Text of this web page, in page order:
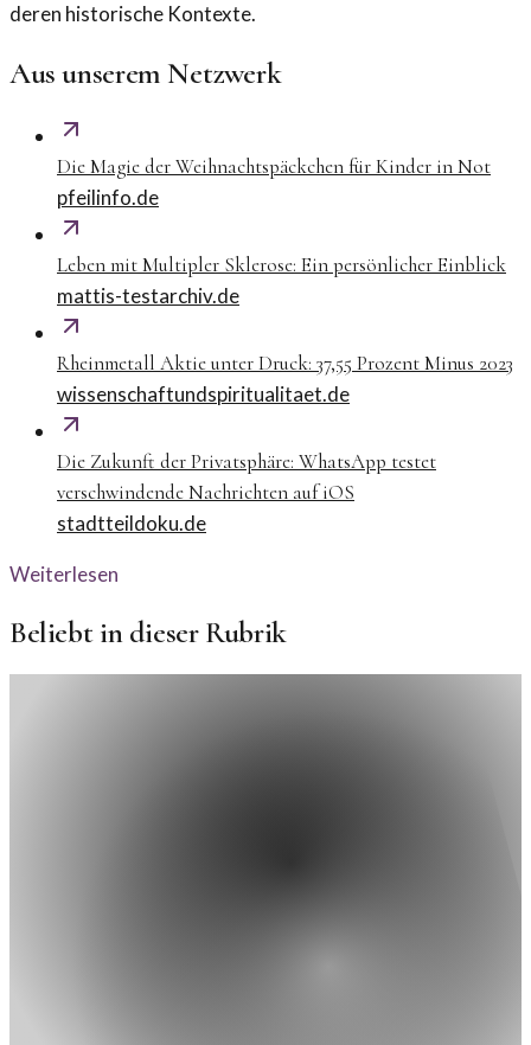
deren historische Kontexte.
Aus unserem Netzwerk
Die Magie der Weihnachtspäckchen für Kinder in Not
pfeilinfo.de
Leben mit Multipler Sklerose: Ein persönlicher Einblick
mattis-testarchiv.de
Rheinmetall Aktie unter Druck: 37,55 Prozent Minus 2023
wissenschaftundspiritualitaet.de
Die Zukunft der Privatsphäre: WhatsApp testet
verschwindende Nachrichten auf iOS
stadtteildoku.de
Weiterlesen
Beliebt in dieser Rubrik